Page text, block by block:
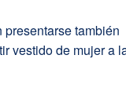
también
vestido de mujer a